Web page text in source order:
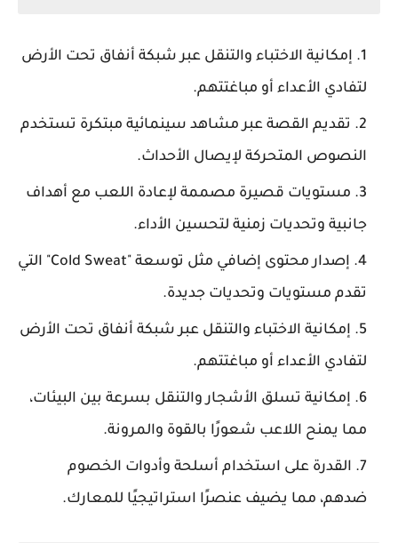
إمكانية الاختباء والتنقل عبر شبكة أنفاق تحت الأرض
لتفادي الأعداء أو مباغتتهم.
تقديم القصة عبر مشاهد سينمائية مبتكرة تستخدم
النصوص المتحركة لإيصال الأحداث.
مستويات قصيرة مصممة لإعادة اللعب مع أهداف
جانبية وتحديات زمنية لتحسين الأداء.
إصدار محتوى إضافي مثل توسعة "Cold Sweat" التي
تقدم مستويات وتحديات جديدة.
إمكانية الاختباء والتنقل عبر شبكة أنفاق تحت الأرض
لتفادي الأعداء أو مباغتتهم.
إمكانية تسلق الأشجار والتنقل بسرعة بين البيئات،
مما يمنح اللاعب شعورًا بالقوة والمرونة.
القدرة على استخدام أسلحة وأدوات الخصوم
ضدهم، مما يضيف عنصرًا استراتيجيًا للمعارك.